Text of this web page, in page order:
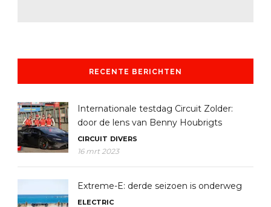
RECENTE BERICHTEN
Internationale testdag Circuit Zolder:
door de lens van Benny Houbrigts
CIRCUIT DIVERS
16 mrt 2023
Extreme-E: derde seizoen is onderweg
ELECTRIC